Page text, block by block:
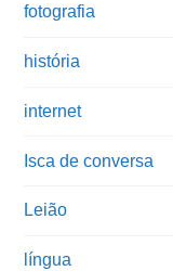
fotografia
história
internet
Isca de conversa
Leião
língua